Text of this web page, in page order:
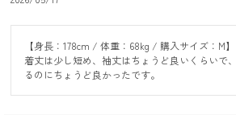
【身長：178cm / 体重：68kg / 購入サイズ：M】
着丈は少し短め、袖丈はちょうど良いくらいで
るのにちょうど良かったです。